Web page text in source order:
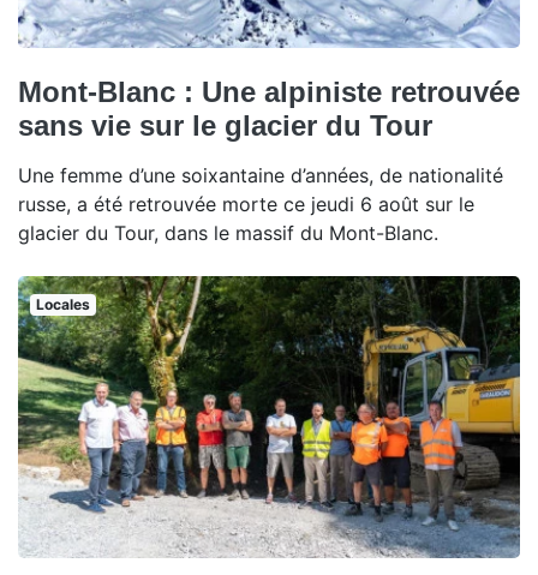
Mont-Blanc : Une alpiniste retrouvée
sans vie sur le glacier du Tour
Une femme d’une soixantaine d’années, de nationalité
russe, a été retrouvée morte ce jeudi 6 août sur le
glacier du Tour, dans le massif du Mont-Blanc.
Locales